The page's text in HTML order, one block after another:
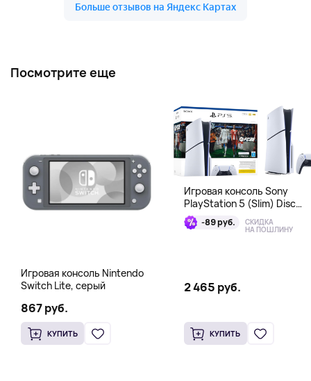
Посмотрите еще
Игровая консоль Nintendo
Switch Lite, серый
867 руб.
КУПИТЬ
Игровая консоль Sony
PlayStation 5 (Slim) Disc
Edition + EA Sports FC 26
Bundle-89 руб. СКИДКА
НА ПОШЛИНУ
2 465 руб.
КУПИТЬ